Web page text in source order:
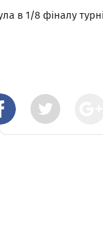
в 1/8 фіналу